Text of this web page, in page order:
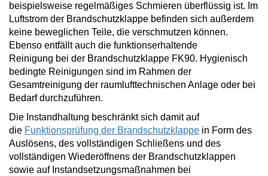
beispielsweise regelmäßiges Schmieren überflüssig ist. Im
Luftstrom der Brandschutzklappe befinden sich außerdem
keine beweglichen Teile, die verschmutzen können.
Ebenso entfällt auch die funktionserhaltende
Reinigung bei der Brandschutzklappe FK90. Hygienisch
bedingte Reinigungen sind im Rahmen der
Gesamtreinigung der raumlufttechnischen Anlage oder bei
Bedarf durchzuführen.
Die Instandhaltung beschränkt sich damit auf
die Funktionsprüfung der Brandschutzklappe in Form des
Auslösens, des vollständigen Schließens und des
vollständigen Wiederöffnens der Brandschutzklappen
sowie auf Instandsetzungsmaßnahmen bei